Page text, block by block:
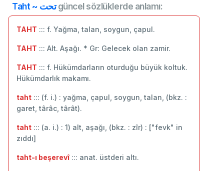
Taht ~ تحتgüncel sözlüklerde anlamı:
TAHT ::: f. Yağma, talan, soygun, çapul.
TAHT ::: Alt. Aşağı. * Gr: Gelecek olan zamir.
TAHT ::: f. Hükümdarların oturduğu büyük koltuk.
Hükümdarlık makamı.
taht ::: (f. i.) : yağma, çapul, soygun, talan, (bkz. :
garet, târâc, târât).
taht ::: (a. i.) : 1) alt, aşağı, (bkz. : zîr) : ["fevk" in
zıddı]
taht-ı beşerevî::: anat. üstderi altı.